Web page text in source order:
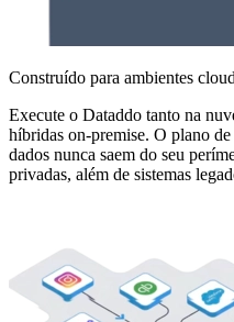
Construído para ambientes
Execute o Dataddo tanto na
híbridas on-premise. O plano
dados nunca saem do seu
privadas, além de sistemas